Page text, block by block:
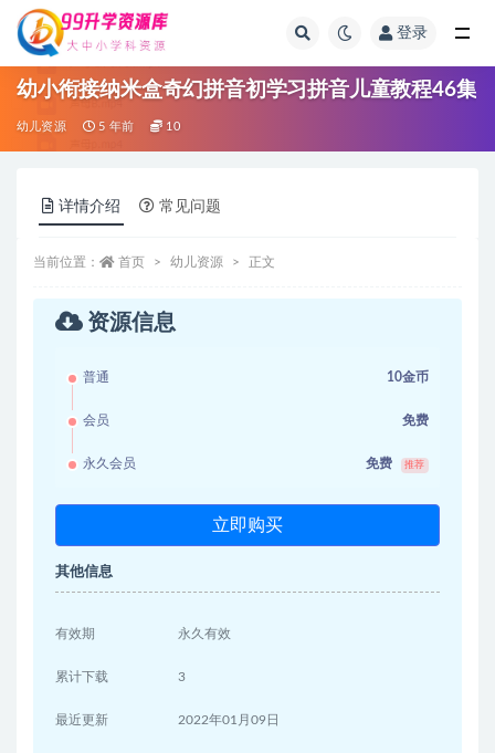
登录
幼小衔接纳米盒奇幻拼音初学习拼音儿童教程46集
幼儿资源 5 年前 10
详情介绍 常见问题
当前位置： 首页 幼儿资源 正文
资源信息
普通 10金币
会员 免费
永久会员 免费 推荐
立即购买
其他信息
有效期 永久有效
累计下载 3
最近更新 2022年01月09日